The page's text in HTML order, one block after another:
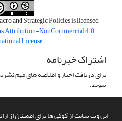
این وب سایت از کوکی ها برای اطمینان از
and Strategic Policies is licensed
Attribution-NonCommercial 4.0
License
اشتراک خبرنامه
برای دریافت اخبار و اطلاعیه های مهم
شوید.